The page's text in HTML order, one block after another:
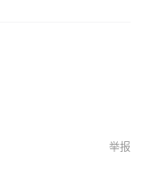
举报